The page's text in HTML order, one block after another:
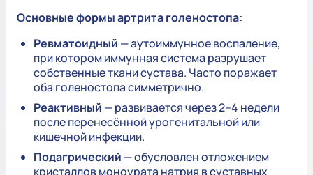
Основные формы артрита голеностопа:
Ревматоидный — аутоиммунное воспаление,
при котором иммунная система разрушает
собственные ткани сустава. Часто поражает
оба голеностопа симметрично.
Реактивный — развивается через 2–4 недели
после перенесённой урогенитальной или
кишечной инфекции.
Подагрический — обусловлен отложением
кристаллов моноурата натрия в суставных